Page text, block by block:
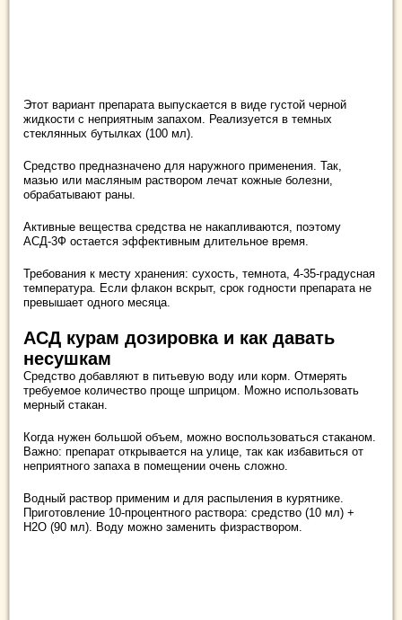
Этот вариант препарата выпускается в виде густой черной
жидкости с неприятным запахом. Реализуется в темных
стеклянных бутылках (100 мл).
Средство предназначено для наружного применения. Так,
мазью или масляным раствором лечат кожные болезни,
обрабатывают раны.
Активные вещества средства не накапливаются, поэтому
АСД-3Ф остается эффективным длительное время.
Требования к месту хранения: сухость, темнота, 4-35-градусная
температура. Если флакон вскрыт, срок годности препарата не
превышает одного месяца.
АСД курам дозировка и как давать
несушкам
Средство добавляют в питьевую воду или корм. Отмерять
требуемое количество проще шприцом. Можно использовать
мерный стакан.
Когда нужен большой объем, можно воспользоваться стаканом.
Важно: препарат открывается на улице, так как избавиться от
неприятного запаха в помещении очень сложно.
Водный раствор применим и для распыления в курятнике.
Приготовление 10-процентного раствора: средство (10 мл) +
Н2О (90 мл). Воду можно заменить физраствором.